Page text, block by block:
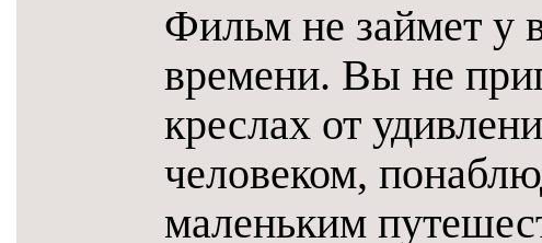
Фильм не займет у
времени. Вы не
креслах от
человеком,
маленьким